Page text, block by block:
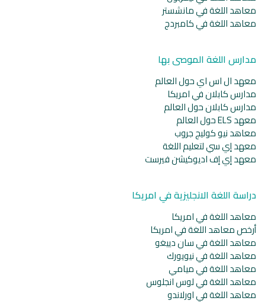
معاهد اللغة في مانشستر
معاهد اللغة في كامبردج
مدارس اللغة الموصى بها
معهد ال اس اي حول العالم
مدارس كابلان في امريكا
مدارس كابلان حول العالم
معهد ELS حول العالم
معاهد نيو كوليج جروب
معهد إي سي لتعليم اللغة
معهد إي إف اديوكيشن فيرست
دراسة اللغة الانجليزية في امريكا
معاهد اللغة في امريكا
أرخص معاهد اللغة في امريكا
معاهد اللغة في سان دييغو
معاهد اللغة في نيويورك
معاهد اللغة في ميامي
معاهد اللغة في لوس انجلوس
معاهد اللغة في اورلاندو